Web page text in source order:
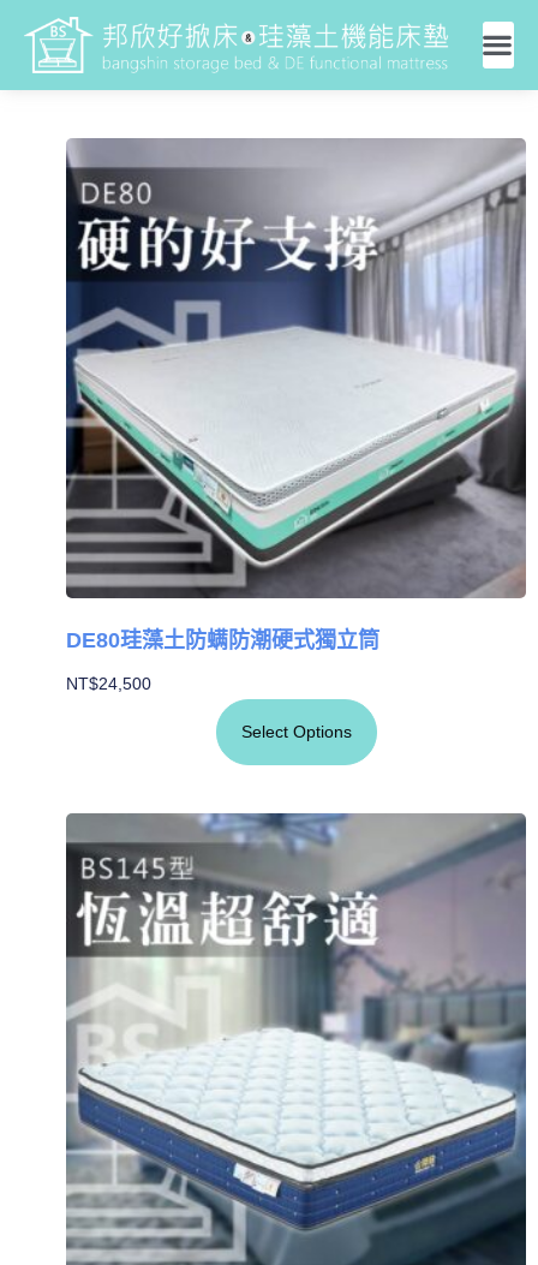
DE80珪藻土防螨防潮硬式獨立筒
NT$24,500
Select Options